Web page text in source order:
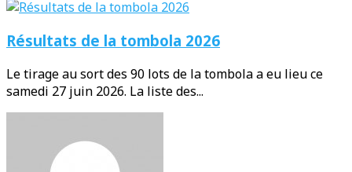
Résultats de la tombola 2026
Le tirage au sort des 90 lots de la tombola a eu lieu ce
samedi 27 juin 2026. La liste des...